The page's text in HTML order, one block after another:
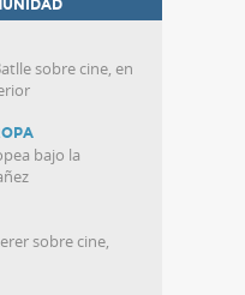
sobre cine, en
bajo la
sobre cine,